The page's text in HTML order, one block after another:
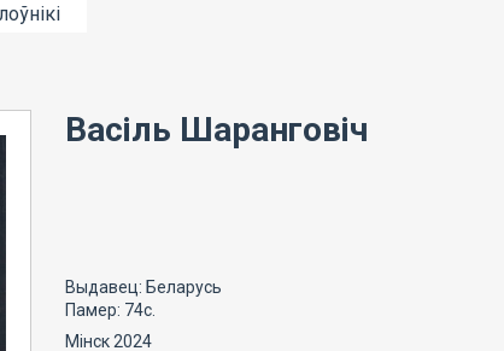
Васіль Шаранговіч
Выдавец: Беларусь
Памер: 74с.
Мінск 2024